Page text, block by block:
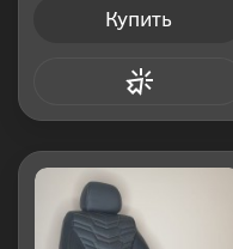
Купить